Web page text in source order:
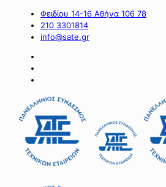
Φειδίου 14-16 Αθήνα 106 78
210 3301814
info@sate.gr